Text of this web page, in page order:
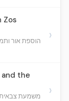
Zos
הוספת אור
›
and the
משמעת צבאית,
›